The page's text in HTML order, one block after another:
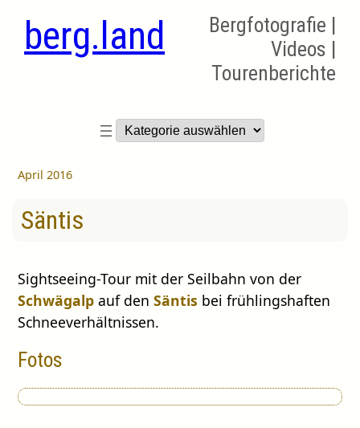
berg.land
Bergfotografie |
Videos |
Tourenberichte
Kategorien
April 2016
Säntis
Sightseeing-Tour mit der Seilbahn von der
Schwägalp auf denSäntis bei frühlingshaften
Schneeverhältnissen.
Fotos